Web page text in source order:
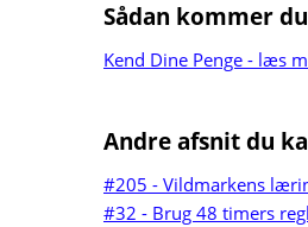
Sådan kommer
Kend Dine Penge - læs
Andre afsnit du
#205 - Vildmarkens
#32 - Brug 48 timers